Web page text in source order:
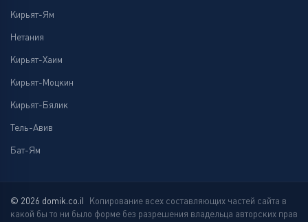
Кирьят-Ям
Нетания
Кирьят-Хаим
Кирьят-Моцкин
Кирьят-Бялик
Тель-Авив
Бат-Ям
© 2026 domik.co.il
Копирование всех составляющих частей сайта в
какой бы то ни было форме без разрешения владельца авторских прав